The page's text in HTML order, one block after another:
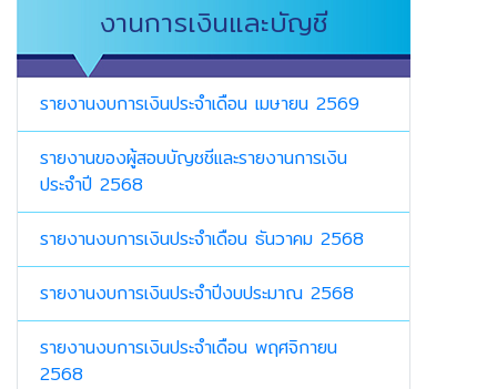
งานการเงินและบัญชี
รายงานงบการเงินประจำเดือน เมษายน 2569
รายงานของผู้สอบบัญชชีและรายงานการเงิน
ประจำปี 2568
รายงานงบการเงินประจำเดือน ธันวาคม 2568
รายงานงบการเงินประจำปีงบประมาณ 2568
รายงานงบการเงินประจำเดือน พฤศจิกายน
2568